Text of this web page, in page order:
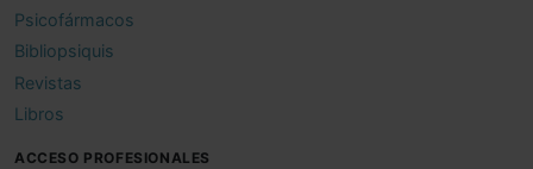
Psicofármacos
Bibliopsiquis
Revistas
Libros
ACCESO PROFESIONALES